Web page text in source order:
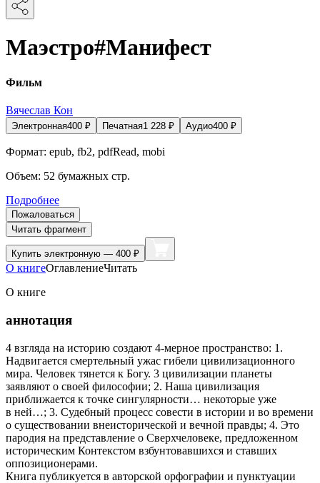
Маэстро#Манифест
Фильм
Вячеслав Кон
Электронная400 ₽ Печатная1 228 ₽ Аудио400 ₽
Формат: epub, fb2, pdfRead, mobi
Объем: 52 бумажных стр.
Подробнее
Пожаловаться
Читать фрагмент
Купить электронную — 400 ₽
О книгеОглавлениеЧитать
О книге
аннотация
4 взгляда на историю создают 4-мерное пространство: 1.
Надвигается смертельный ужас гибели цивилизационного
мира. Человек тянется к Богу. 3 цивилизации планеты
заявляют о своей философии; 2. Наша цивилизация
приближается к точке сингулярности… некоторые уже
в ней…; 3. Судебный процесс совести в истории и во времени
о существовании внеисторической и вечной правды; 4. Это
пародия на представление о Сверхчеловеке, предложенном
историческим Контекстом взбунтовавшихся и ставших
оппозиционерами.
Книга публикуется в авторской орфографии и пунктуации